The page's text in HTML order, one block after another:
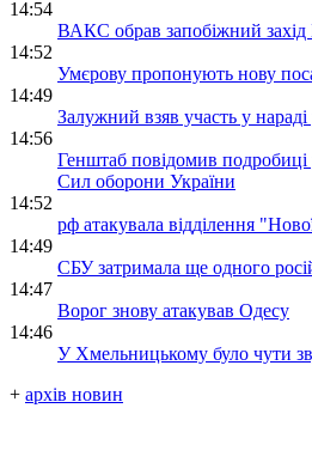
14:54
ВАКС обрав запобіжний захід
14:52
Умєрову пропонують нову
14:49
Залужний взяв участь у нараді
14:56
Генштаб повідомив подробиці
Сил оборони України
14:52
рф атакувала відділення
14:49
СБУ затримала ще одного
14:47
Ворог знову атакував Одесу
14:46
У Хмельницькому було чути
+ архів новин